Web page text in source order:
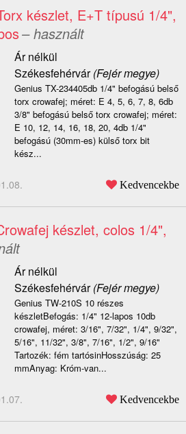
készlet, E+T típusú 1/4",
– használt
Ár nélkül
Székesfehérvár(Fejér megye)
Genius TX-234405db 1/4" befogású belső
torx crowafej; méret: E 4, 5, 6, 7, 8, 6db
3/8" befogású belső torx crowafej; méret:
E 10, 12, 14, 16, 18, 20, 4db 1/4"
befogású (30mm-es) külső torx bit
kész...
Kedvencekbe
készlet, colos 1/4",
Ár nélkül
Székesfehérvár(Fejér megye)
Genius TW-210S 10 részes
készletBefogás: 1/4" 12-lapos 10db
crowafej, méret: 3/16", 7/32", 1/4", 9/32",
5/16", 11/32", 3/8", 7/16", 1/2", 9/16"
Tartozék: fém tartósinHosszúság: 25
mmAnyag: Króm-van...
Kedvencekbe